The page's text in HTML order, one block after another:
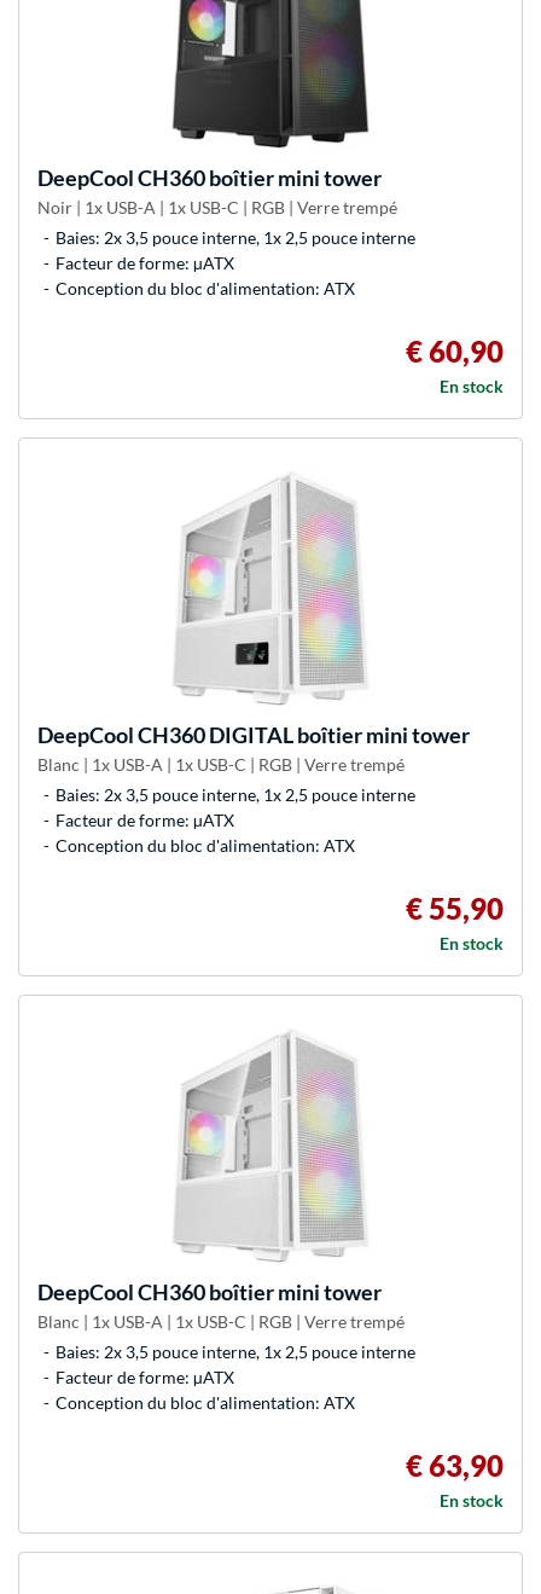
DeepCoolCH360 boîtier mini tower
Noir | 1x USB-A | 1x USB-C | RGB | Verre trempé
Baies: 2x 3,5 pouce interne, 1x 2,5 pouce interne
Facteur de forme: µATX
Conception du bloc d'alimentation: ATX
€ 60,90
En stock
DeepCoolCH360 DIGITAL boîtier mini tower
Blanc | 1x USB-A | 1x USB-C | RGB | Verre trempé
Baies: 2x 3,5 pouce interne, 1x 2,5 pouce interne
Facteur de forme: µATX
Conception du bloc d'alimentation: ATX
€ 55,90
En stock
DeepCoolCH360 boîtier mini tower
Blanc | 1x USB-A | 1x USB-C | RGB | Verre trempé
Baies: 2x 3,5 pouce interne, 1x 2,5 pouce interne
Facteur de forme: µATX
Conception du bloc d'alimentation: ATX
€ 63,90
En stock